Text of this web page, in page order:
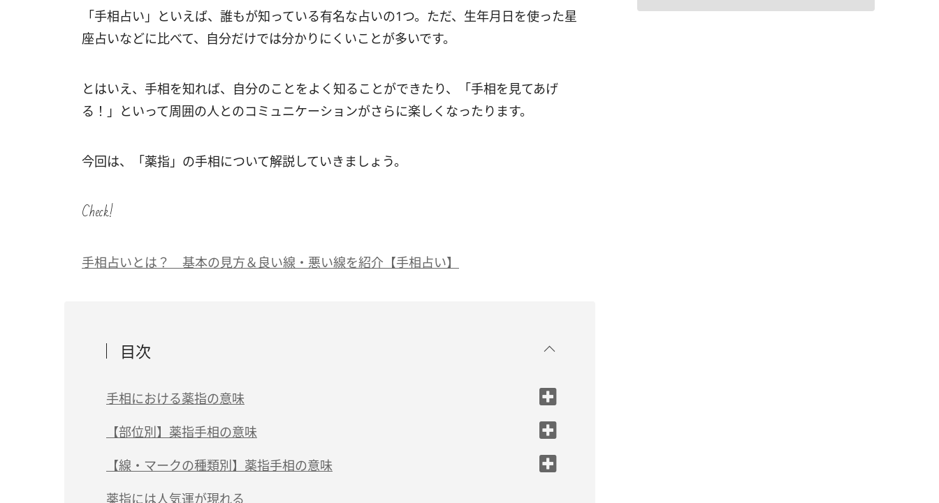
「手相占い」といえば、誰もが知っている有名な占いの1つ。ただ、生年月日を使った星
座占いなどに比べて、自分だけでは分かりにくいことが多いです。
とはいえ、手相を知れば、自分のことをよく知ることができたり、「手相を見てあげ
る！」といって周囲の人とのコミュニケーションがさらに楽しくなったります。
今回は、「薬指」の手相について解説していきましょう。
Check!
手相占いとは？ 基本の見方＆良い線・悪い線を紹介【手相占い】
目次
手相における薬指の意味
薬指の手相が表す意味は？
薬指の手相は、右手と左手どちらで見る？
【部位別】薬指手相の意味
薬指の下（付け根）あたりの手相
薬指の第一関節・第二関節の手相
【線・マークの種類別】薬指手相の意味
（1）薬指のスター線（星紋）
薬指には人気運が現れる